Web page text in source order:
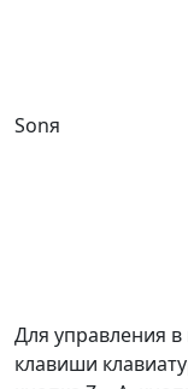
Sonя
Для управления
клавиши